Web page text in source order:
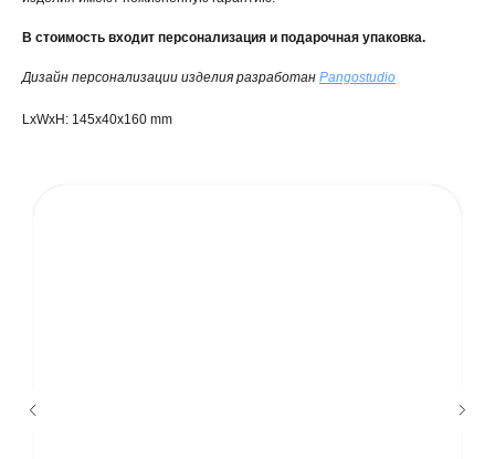
В стоимость входит персонализация и подарочная упаковка.
Дизайн персонализации изделия разработан Pangostudio
LxWxH: 145x40x160 mm